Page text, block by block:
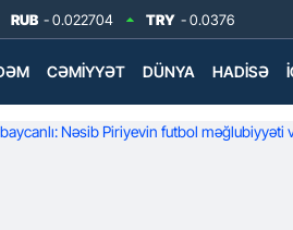
RUB - 0.022704 TRY - 0.0376
CƏMIYYƏT DÜNYA HADISƏ